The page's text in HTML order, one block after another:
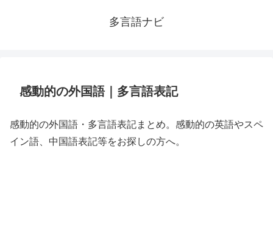
多言語ナビ
感動的の外国語｜多言語表記
感動的の外国語・多言語表記まとめ。感動的の英語やスペ
イン語、中国語表記等をお探しの方へ。